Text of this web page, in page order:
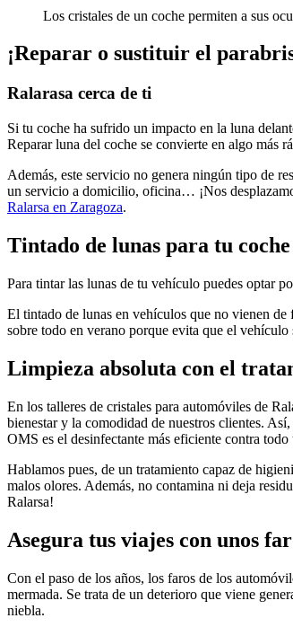
Los cristales de un coche permiten a sus
¡Reparar o sustituir el
Ralarasa cerca de ti
Si tu coche ha sufrido un impacto en la luna
Reparar luna del coche se convierte en algo más
Además, este servicio no genera ningún tipo de
un servicio a domicilio, oficina… ¡Nos
Ralarsa en Zaragoza.
Tintado de lunas para tu coche
Para tintar las lunas de tu vehículo puedes optar
El tintado de lunas en vehículos que no vienen
sobre todo en verano porque evita que el
Limpieza absoluta con el
En los talleres de cristales para automóviles de
bienestar y la comodidad de nuestros clientes.
OMS es el desinfectante más eficiente contra
Hablamos pues, de un tratamiento capaz de
malos olores. Además, no contamina ni deja
Ralarsa!
Asegura tus viajes con unos
Con el paso de los años, los faros de los
mermada. Se trata de un deterioro que viene
niebla.